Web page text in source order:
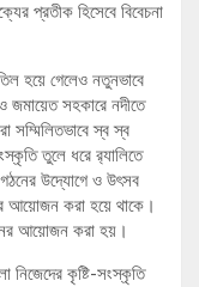
প্রতীক হিসেবে বিবেচনা
হয়ে গেলেও নতুনভাবে
জমায়েত সহকারে নদীতে
সম্মিলিতভাবে স্ব স্ব
তুলে ধরে র‌্যালিতে
উদ্যোগে ও উৎসব
আয়োজন করা হয়ে থাকে।
আয়োজন করা হয়।
নিজেদের কৃষ্টি-সংস্কৃতি